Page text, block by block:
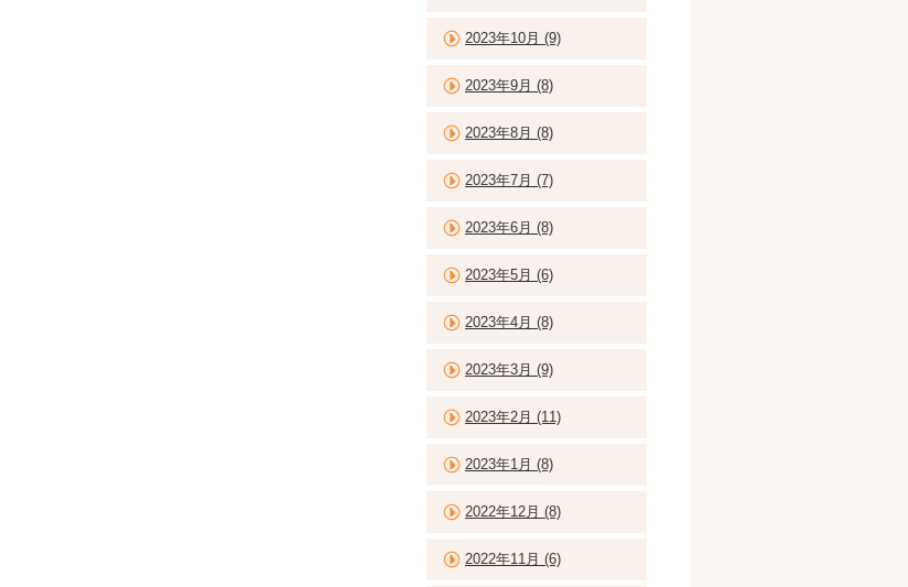
2023年10月 (9)
2023年9月 (8)
2023年8月 (8)
2023年7月 (7)
2023年6月 (8)
2023年5月 (6)
2023年4月 (8)
2023年3月 (9)
2023年2月 (11)
2023年1月 (8)
2022年12月 (8)
2022年11月 (6)